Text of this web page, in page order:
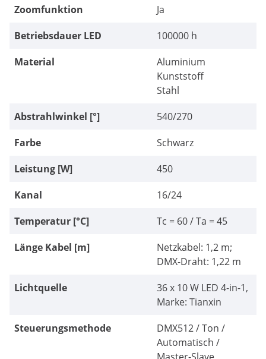
Zoomfunktion
Ja
Betriebsdauer LED
100000 h
Material
Aluminium
Kunststoff
Stahl
Abstrahlwinkel [°]
540/270
Farbe
Schwarz
Leistung [W]
450
Kanal
16/24
Temperatur [°C]
Tc = 60 / Ta = 45
Länge Kabel [m]
Netzkabel: 1,2 m;
DMX-Draht: 1,22 m
Lichtquelle
36 x 10 W LED 4-in-1,
Marke: Tianxin
Steuerungsmethode
DMX512 / Ton /
Automatisch /